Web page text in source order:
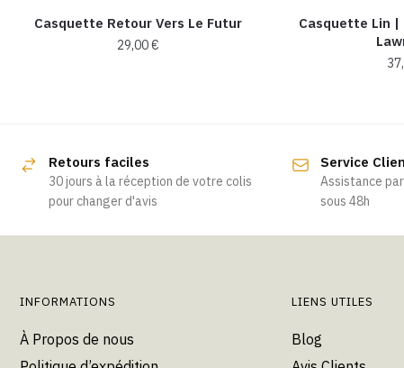
Casquette Retour Vers Le Futur
29,00€
variations.
Les
peuvent
Casquette Lin |
Retours faciles
30 jours à la réception de votre colis
pour changer d'avis
Service
Assistance
sous 48h
INFORMATIONS
À Propos de nous
LIENS UTILES
Blog